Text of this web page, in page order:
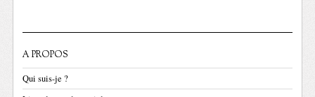
A PROPOS
Qui suis-je ?